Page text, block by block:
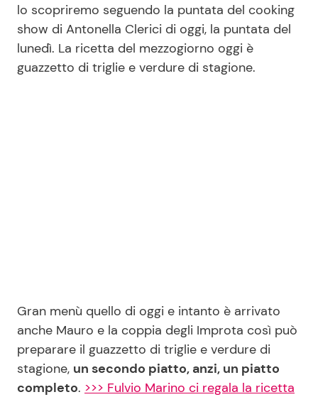
Viaggi e Turismo
Festività
Ricette Feste
Ricette per Bambini
Contattaci
Privacy Policy
lo scopriremo seguendo la puntata del cooking
show di Antonella Clerici di oggi, la puntata del
lunedì. La ricetta del mezzogiorno oggi è
guazzetto di triglie e verdure di stagione.
Gran menù quello di oggi e intanto è arrivato
anche Mauro e la coppia degli Improta così può
preparare il guazzetto di triglie e verdure di
stagione, un secondo piatto, anzi, un piatto
completo. >>> Fulvio Marino ci regala la ricetta